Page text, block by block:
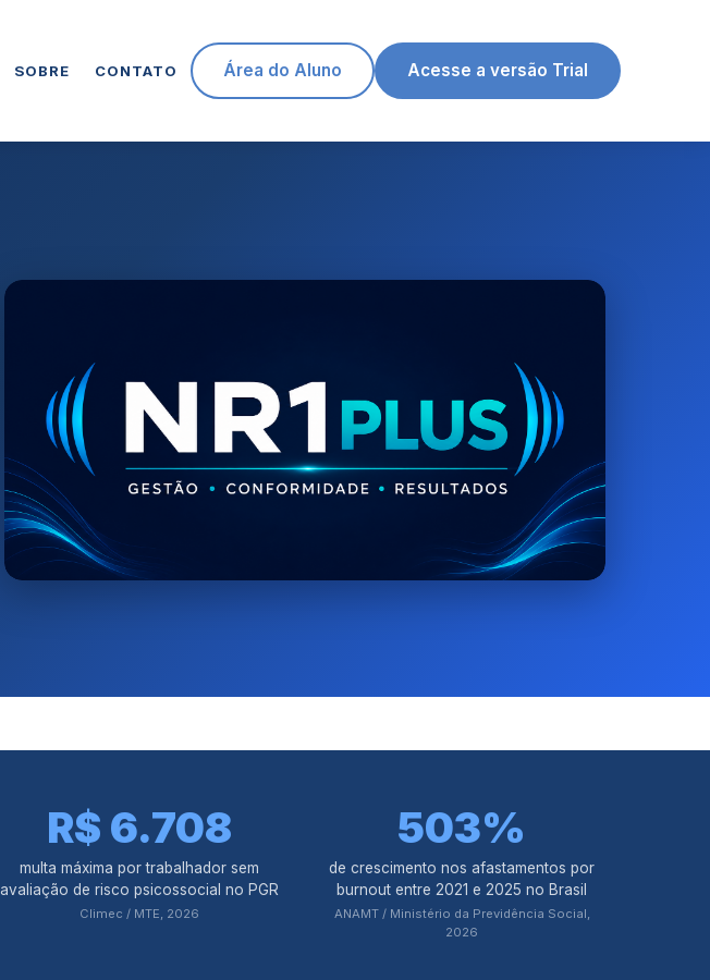
SOBRE CONTATO Área do Aluno Acesse a versão Trial
R$ 6.708
multa máxima por trabalhador sem
avaliação de risco psicossocial no PGR
Climec / MTE, 2026
503%
de crescimento nos afastamentos por
burnout entre 2021 e 2025 no Brasil
ANAMT / Ministério da Previdência Social,
2026